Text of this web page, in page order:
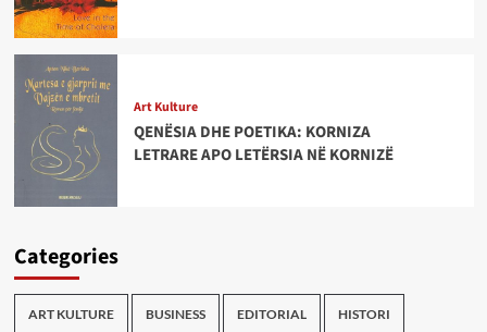
Art Kulture
QENËSIA DHE POETIKA: KORNIZA
LETRARE APO LETËRSIA NË KORNIZË
Categories
ART KULTURE BUSINESS EDITORIAL HISTORI